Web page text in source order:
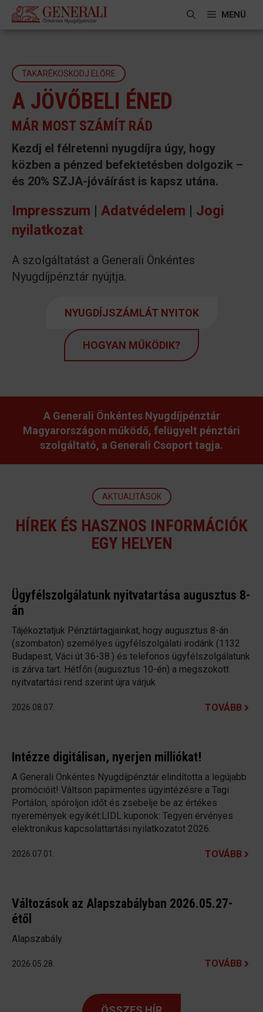
Kilépés
MENÜ
TAKARÉKOSKODJ ELŐRE
A JÖVŐBELI ÉNED
MÁR MOST SZÁMÍT RÁD
Kezdj el félretenni nyugdíjra úgy, hogy
közben a pénzed befektetésben dolgozik –
és 20% SZJA-jóváírást is kapsz utána.
Impresszum | Adatvédelem | Jogi
nyilatkozat
A szolgáltatást a Generali Önkéntes
Nyugdíjpénztár nyújtja.
NYUGDÍJSZÁMLÁT NYITOK
HOGYAN MŰKÖDIK?
A Generali Önkéntes Nyugdíjpénztár
Magyarországon működő, felügyelt pénztári
szolgáltató, a Generali Csoport tagja.
AKTUALITÁSOK
HÍREK ÉS HASZNOS INFORMÁCIÓK
EGY HELYEN
Ügyfélszolgálatunk nyitvatartása augusztus 8-
án
Tájékoztatjuk Pénztártagjainkat, hogy augusztus 8-án
(szombaton) személyes ügyfélszolgálati irodánk (1132
Budapest, Váci út 36-38.) és telefonos ügyfélszolgálatunk
is zárva tart. Hétfőn (augusztus 10-én) a megszokott
nyitvatartási rend szerint újra várjuk
2026.08.07. TOVÁBB
Intézze digitálisan, nyerjen milliókat!
A Generali Önkéntes Nyugdíjpénztár elindította a legújabb
promócióit! Váltson papírmentes ügyintézésre a Tagi
Portálon, spóroljon időt és zsebelje be az értékes
nyeremények egyikét:LIDL kuponok: Tegyen érvényes
elektronikus kapcsolattartási nyilatkozatot 2026.
2026.07.01. TOVÁBB
Változások az Alapszabályban 2026.05.27-
étől
Alapszabály
2026.05.28. TOVÁBB